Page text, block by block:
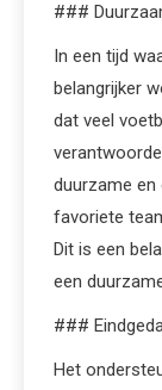
###
In een tijd
belangrijker
dat veel
duurzame en
favoriete
Dit is een
een
###
Het